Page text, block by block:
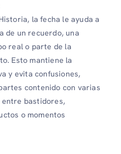
la fecha le ayuda a
de un recuerdo, una
real o parte de la
Esto mantiene la
y evita confusiones,
contenido con varias
entre bastidores,
o momentos